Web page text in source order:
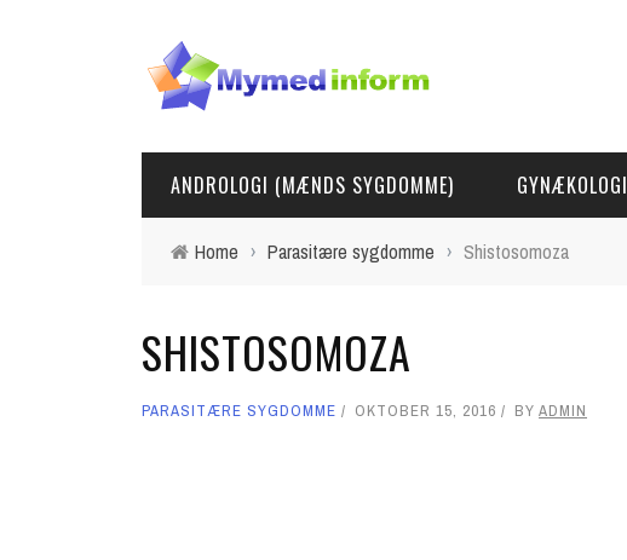
ANDROLOGI (MÆNDS SYGDOMME) GYNÆKOLOGI
Home › Parasitære sygdomme › Shistosomoza
SHISTOSOMOZA
PARASITÆRE SYGDOMME OKTOBER 15, 2016 BY ADMIN